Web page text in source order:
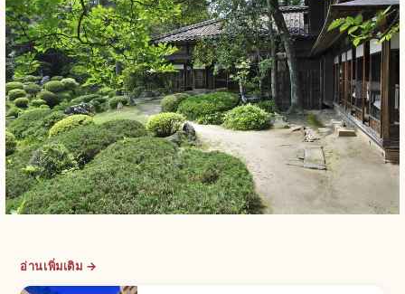
อ่านเพิ่มเติม →